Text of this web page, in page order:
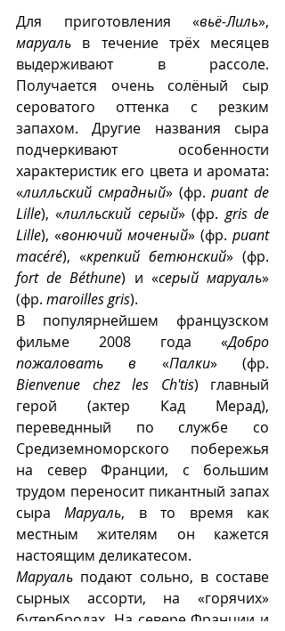
Для приготовления «вьё-Лиль
маруаль в течение трёх месяцев
выдерживают в рассоле.
Получается очень солёный сыр
сероватого оттенка с резким
запахом. Другие названия сыра
подчеркивают особенности
характеристик его цвета и аромата:
«лилльский смрадный» (фр. puant de
Lille), «лилльский серый» (фр. gris de
Lille), «вонючий моченый» (фр. puant
macéré), «крепкий бетюнский
fort de Béthune) и «серый маруаль»
(фр. maroilles gris).
В популярнейшем французском
фильме 2008 года «Добро
пожаловать в «Палки
Bienvenue chez les Ch'tis) главный
герой (актер Кад Мерад),
переведнный по службе со
Средиземноморского побережья
на север Франции, с большим
трудом переносит пикантный запах
сыра Маруаль, в то время как
местным жителям он кажется
настоящим деликатесом.
Маруаль подают сольно, в составе
сырных ассорти, на «горячих»
бутербродах. На севере Франции и